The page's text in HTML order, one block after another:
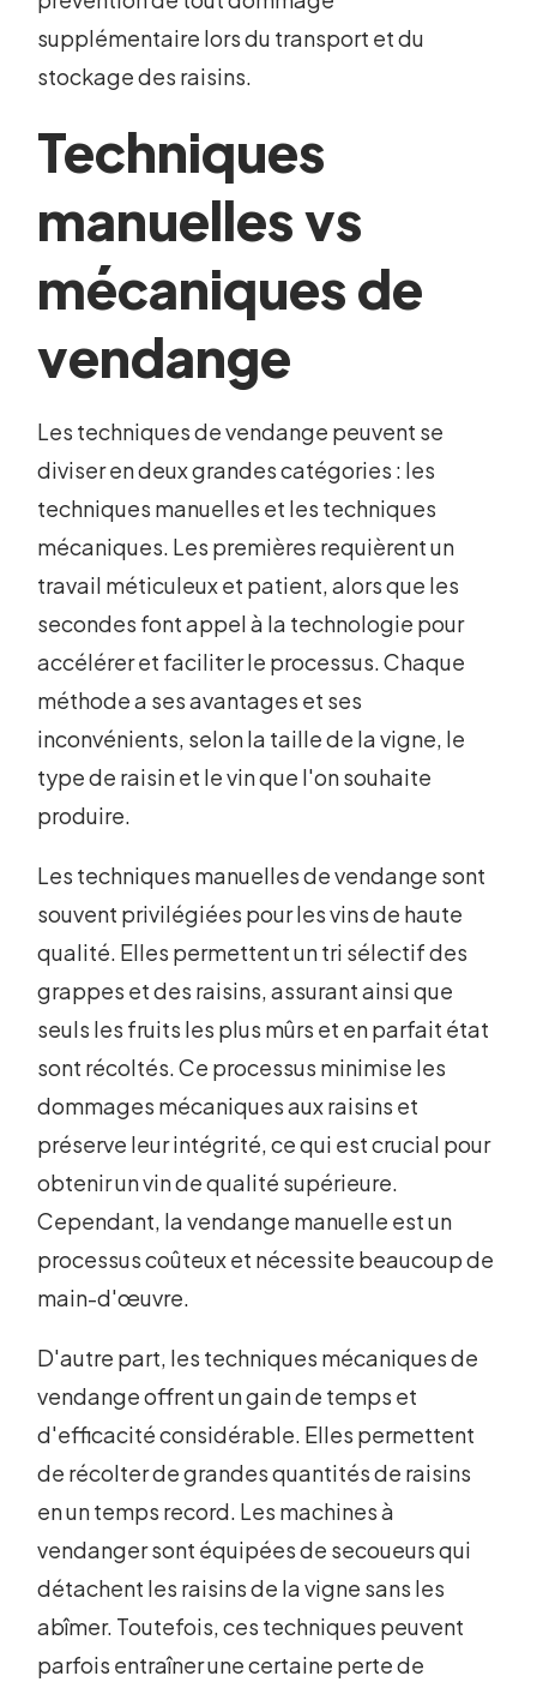
supplémentaire lors du transport et du
stockage des raisins.
Techniques
manuelles vs
mécaniques de
vendange
Les techniques de vendange peuvent se
diviser en deux grandes catégories : les
techniques manuelles et les techniques
mécaniques. Les premières requièrent un
travail méticuleux et patient, alors que les
secondes font appel à la technologie pour
accélérer et faciliter le processus. Chaque
méthode a ses avantages et ses
inconvénients, selon la taille de la vigne, le
type de raisin et le vin que l'on souhaite
produire.
Les techniques manuelles de vendange sont
souvent privilégiées pour les vins de haute
qualité. Elles permettent un tri sélectif des
grappes et des raisins, assurant ainsi que
seuls les fruits les plus mûrs et en parfait état
sont récoltés. Ce processus minimise les
dommages mécaniques aux raisins et
préserve leur intégrité, ce qui est crucial pour
obtenir un vin de qualité supérieure.
Cependant, la vendange manuelle est un
processus coûteux et nécessite beaucoup de
main-d'œuvre.
D'autre part, les techniques mécaniques de
vendange offrent un gain de temps et
d'efficacité considérable. Elles permettent
de récolter de grandes quantités de raisins
en un temps record. Les machines à
vendanger sont équipées de secoueurs qui
détachent les raisins de la vigne sans les
abîmer. Toutefois, ces techniques peuvent
parfois entraîner une certaine perte de